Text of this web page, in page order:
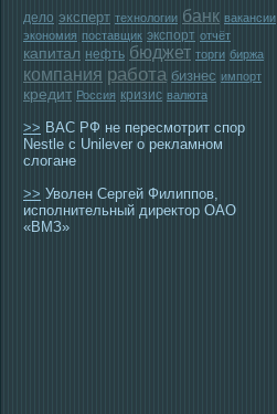
дело эксперт технологии банк вакансии
экономия поставщик экспорт отчёт
капитал нефть бюджет торги биржа
компания работа бизнес импорт
кредит Россия кризис валюта
>> ВАС РФ не пересмотрит спор
Nestle с Unilever о рекламном
слогане
>> Уволен Сергей Филиппов,
исполнительный директор ОАО
«ВМЗ»